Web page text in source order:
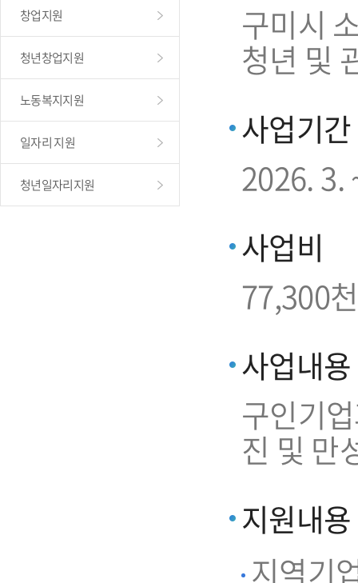
창업지원
청년창업지원
노동복지지원
일자리 지원
청년일자리지원
구미시
청년 및
사업기간
2026. 3.
사업비
77,300
사업내용
구인기
진 및 만
지원내용
지역기